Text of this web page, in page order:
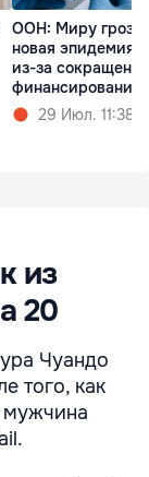
ООН: Миру
новая эпидемия
из-за сокращения
финансирования
29 Июл. 11:38
из
20
Чуандо
того, как
мужчина